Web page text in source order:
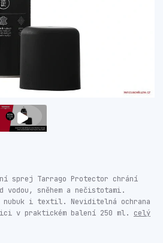
sprej Tarrago Protector chrání
vodou, sněhem a nečistotami.
nubuk i textil. Neviditelná ochrana
v praktickém balení 250 ml. celý